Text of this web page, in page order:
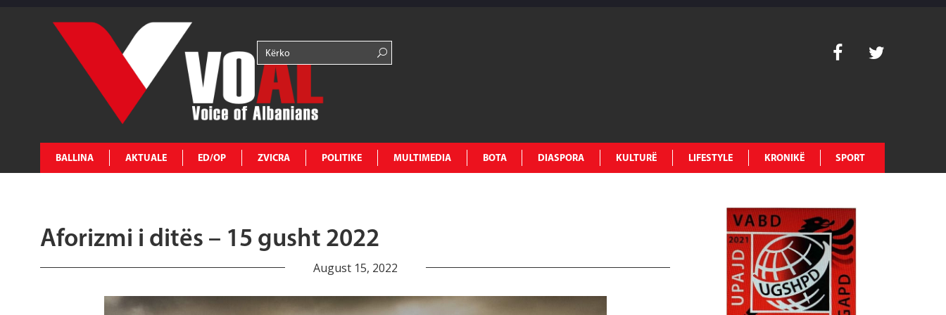
BALLINA AKTUALE ED/OP ZVICRA POLITIKE MULTIMEDIA BOTA DIASPORA KULTURË LIFESTYLE KRONIKË SPORT
Aforizmi i ditës – 15 gusht 2022
August 15, 2022